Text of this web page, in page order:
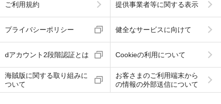
ご利用規約 提供事業者等に関する表示
プライバシーポリシー 健全なサービスに向けて
dアカウント2段階認証とは Cookieの利用について
海賊版に関する取り組みに
ついて
お客さまのご利用端末から
の情報の外部送信について